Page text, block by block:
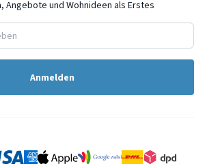
Angebote und Wohnideen als Erstes
Anmelden